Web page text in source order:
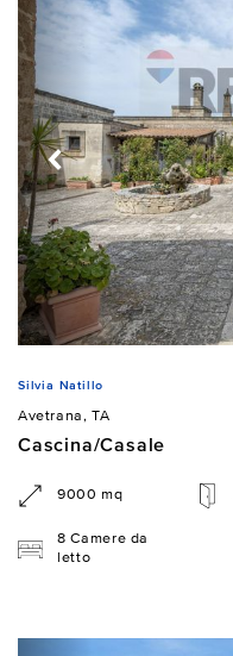
Silvia Natillo
Avetrana, TA
Cascina/Casale
9000 mq
8 Camere da
letto